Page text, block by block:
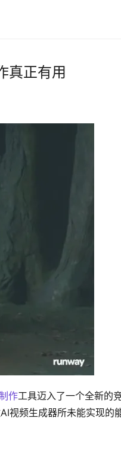
真正有用
作工具迈入了一个全新的
视频生成器所未能实现的